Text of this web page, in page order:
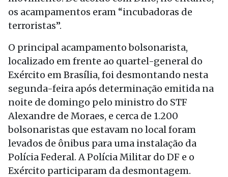
os acampamentos eram “incubadoras de
terroristas”.
O principal acampamento bolsonarista,
localizado em frente ao quartel-general do
Exército em Brasília, foi desmontando nesta
segunda-feira após determinação emitida na
noite de domingo pelo ministro do STF
Alexandre de Moraes, e cerca de 1.200
bolsonaristas que estavam no local foram
levados de ônibus para uma instalação da
Polícia Federal. A Polícia Militar do DF e o
Exército participaram da desmontagem.